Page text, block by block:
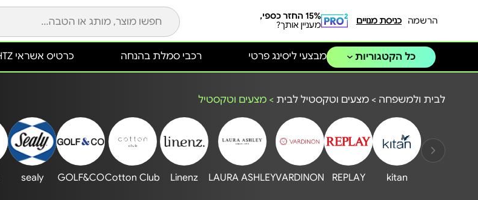
הרשמה כניסת מנויים
15% החזר כספי,
מעניין אותך?
כל הקטגוריות כרטיס אשראי HTZ מבצעי ליסינג פרטי רכבי סמלת בהנחה
לבית ולמשפחה > מצעים וטקסטיל לבית > מצעים וטקסטיל
kitan
REPLAY
VARDINON
LAURA ASHLEY
Linenz
Cotton Club
GOLF&CO
sealy